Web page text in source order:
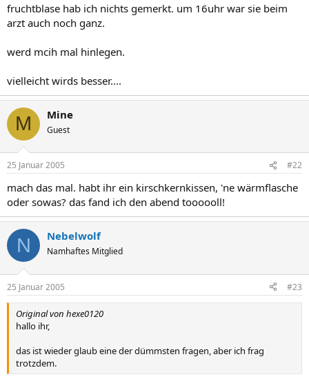
fruchtblase hab ich nichts gemerkt. um 16uhr war sie beim
arzt auch noch ganz.
werd mcih mal hinlegen.
vielleicht wirds besser....
M Mine
Guest
25 Januar 2005 #22
mach das mal. habt ihr ein kirschkernkissen, 'ne wärmflasche
oder sowas? das fand ich den abend toooooll!
N Nebelwolf
Namhaftes Mitglied
25 Januar 2005 #23
Original von hexe0120
hallo ihr,
das ist wieder glaub eine der dümmsten fragen, aber ich frag
trotzdem.